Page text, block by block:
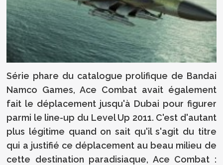
Série phare du catalogue prolifique de Bandai
Namco Games, Ace Combat avait également
fait le déplacement jusqu'à Dubai pour figurer
parmi le line-up du Level Up 2011. C'est d'autant
plus légitime quand on sait qu'il s'agit du titre
qui a justifié ce déplacement au beau milieu de
cette destination paradisiaque, Ace Combat :